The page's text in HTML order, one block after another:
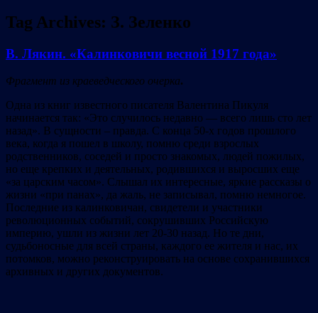
Tag Archives: З. Зеленко
В. Лякин. «Калинковичи весной 1917 года»
Фрагмент из краеведческого очерка.
Одна из книг известного писателя Валентина Пикуля
начинается так: «Это случилось недавно — всего лишь сто лет
назад». В сущности – правда. С конца 50-х годов прошлого
века, когда я пошел в школу, помню среди взрослых
родственников, соседей и просто знакомых, людей пожилых,
но еще крепких и деятельных, родившихся и выросших еще
«за царским часом». Слышал их интересные, яркие рассказы о
жизни «при панах», да жаль, не записывал, помню немногое.
Последние из калинковичан, свидетели и участники
революционных событий, сокрушивших Российскую
империю, ушли из жизни лет 20-30 назад. Но те дни,
судьбоносные для всей страны, каждого ее жителя и нас, их
потомков, можно реконструировать на основе сохранившихся
архивных и других документов.